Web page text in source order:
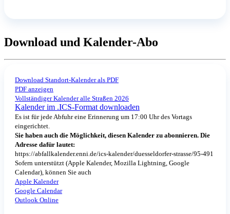
Download und Kalender-Abo
Download Standort-Kalender als PDF
PDF anzeigen
Vollständiger Kalender alle Straßen 2026
Kalender im .ICS-Format downloaden
Es ist für jede Abfuhr eine Erinnerung um 17:00 Uhr des Vortags
eingerichtet.
Sie haben auch die Möglichkeit, diesen Kalender zu abonnieren. Die
Adresse dafür lautet:
https://abfallkalender.enni.de/ics-kalender/duesseldorfer-strasse/95-491
Sofern unterstützt (Apple Kalender, Mozilla Lightning, Google
Calendar), können Sie auch
Apple Kalender
Google Calendar
Outlook Online